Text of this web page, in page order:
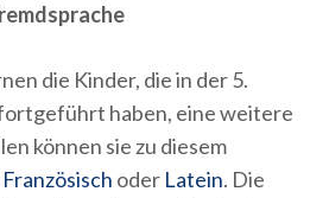
die Kinder, die in der 5.
haben, eine weitere
können sie zu diesem
Französisch oder Latein. Die